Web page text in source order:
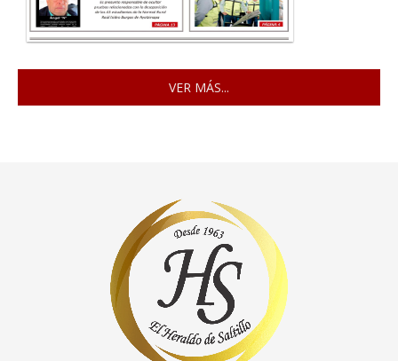
VER MÁS...